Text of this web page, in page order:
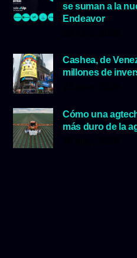
se suman a la
Endeavor
Cashea, de
millones de
Cómo una
más duro de la